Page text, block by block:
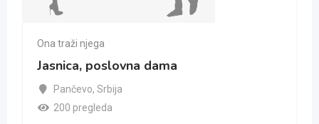
Ona traži njega
Jasnica, poslovna dama
Pančevo, Srbija
200 pregleda